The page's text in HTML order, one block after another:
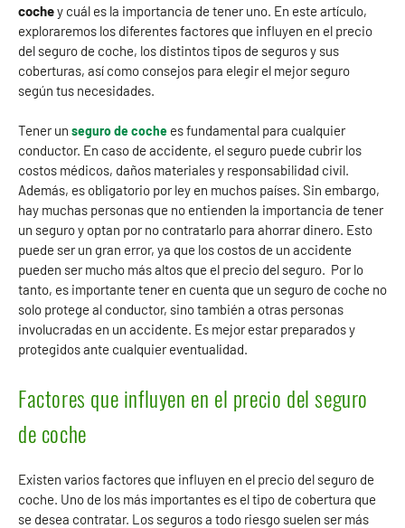
cochey cuál es la importancia de tener uno. En este artículo,
exploraremos los diferentes factores que influyen en el precio
del seguro de coche, los distintos tipos de seguros y sus
coberturas, así como consejos para elegir el mejor seguro
según tus necesidades.
Tener un seguro de coche es fundamental para cualquier
conductor. En caso de accidente, el seguro puede cubrir los
costos médicos, daños materiales y responsabilidad civil.
Además, es obligatorio por ley en muchos países. Sin embargo,
hay muchas personas que no entienden la importancia de tener
un seguro y optan por no contratarlo para ahorrar dinero. Esto
puede ser un gran error, ya que los costos de un accidente
pueden ser mucho más altos que el precio del seguro. Por lo
tanto, es importante tener en cuenta que un seguro de coche no
solo protege al conductor, sino también a otras personas
involucradas en un accidente. Es mejor estar preparados y
protegidos ante cualquier eventualidad.
Factores que influyen en el precio del seguro
de coche
Existen varios factores que influyen en el precio del seguro de
coche. Uno de los más importantes es el tipo de cobertura que
se desea contratar. Los seguros a todo riesgo suelen ser más